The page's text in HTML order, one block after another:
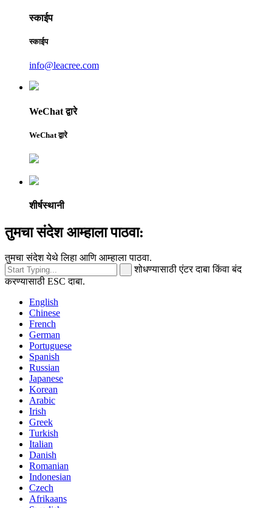
स्काईप
स्काईप
info@leacree.com
WeChat द्वारे
WeChat द्वारे
शीर्षस्थानी
तुमचा संदेश आम्हाला पाठवा:
तुमचा संदेश येथे लिहा आणि आम्हाला पाठवा.
शोधण्यासाठी एंटर दाबा किंवा बंद
करण्यासाठी ESC दाबा.
English
Chinese
French
German
Portuguese
Spanish
Russian
Japanese
Korean
Arabic
Irish
Greek
Turkish
Italian
Danish
Romanian
Indonesian
Czech
Afrikaans